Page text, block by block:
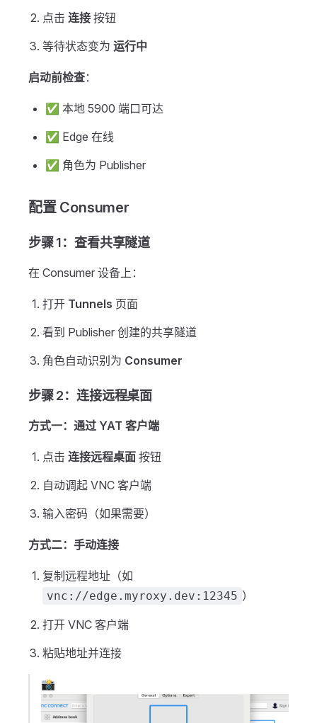
点击 连接 按钮
等待状态变为 运行中
启动前检查：
✅ 本地 5900 端口可达
✅ Edge 在线
✅ 角色为 Publisher
配置 Consumer
步骤 1：查看共享隧道
在 Consumer 设备上：
打开 Tunnels 页面
看到 Publisher 创建的共享隧道
角色自动识别为 Consumer
步骤 2：连接远程桌面
方式一：通过 YAT 客户端
点击 连接远程桌面 按钮
自动调起 VNC 客户端
输入密码（如果需要）
方式二：手动连接
复制远程地址（如
vnc://edge.myroxy.dev:12345 ）
打开 VNC 客户端
粘贴地址并连接
📸